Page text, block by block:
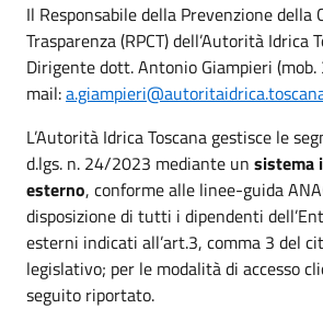
Il Responsabile della Prevenzione della
Trasparenza (RPCT) dell’Autorità Idrica
Dirigente dott. Antonio Giampieri
mail:
L’Autorità Idrica Toscana gestisce le
d.lgs. n. 24/2023 mediante un sistema
esterno, conforme alle linee-guida
disposizione di tutti i dipendenti
esterni indicati all’art.3, comma 3 del
legislativo; per le modalità di accesso
seguito riportato.